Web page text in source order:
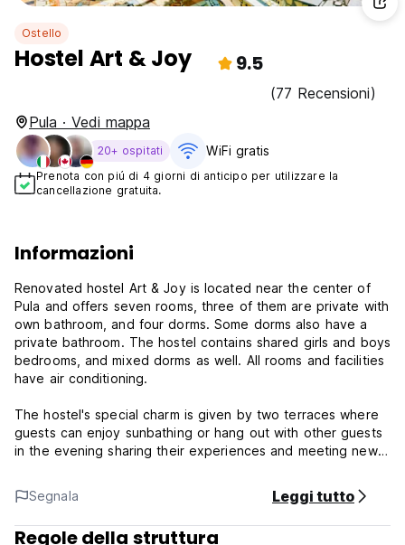
Ostello
Hostel Art & Joy 9.5
(77 Recensioni)
Pula · Vedi mappa
20+ ospitati WiFi gratis
Prenota con piú di 4 giorni di anticipo per utilizzare la
cancellazione gratuita.
Informazioni
Renovated hostel Art & Joy is located near the center of
Pula and offers seven rooms, three of them are private with
own bathroom, and four dorms. Some dorms also have a
private bathroom. The hostel contains shared girls and boys
bedrooms, and mixed dorms as well. All rooms and facilities
have air conditioning.
The hostel's special charm is given by two terraces where
guests can enjoy sunbathing or hang out with other guests
in the evening sharing their experiences and meeting new
equipped with everything needed to prepare meals.
The specialty of the hostel is in its colors and special style,
which includes many works of art by local artists.
Segnala Leggi tutto
Regole della struttura